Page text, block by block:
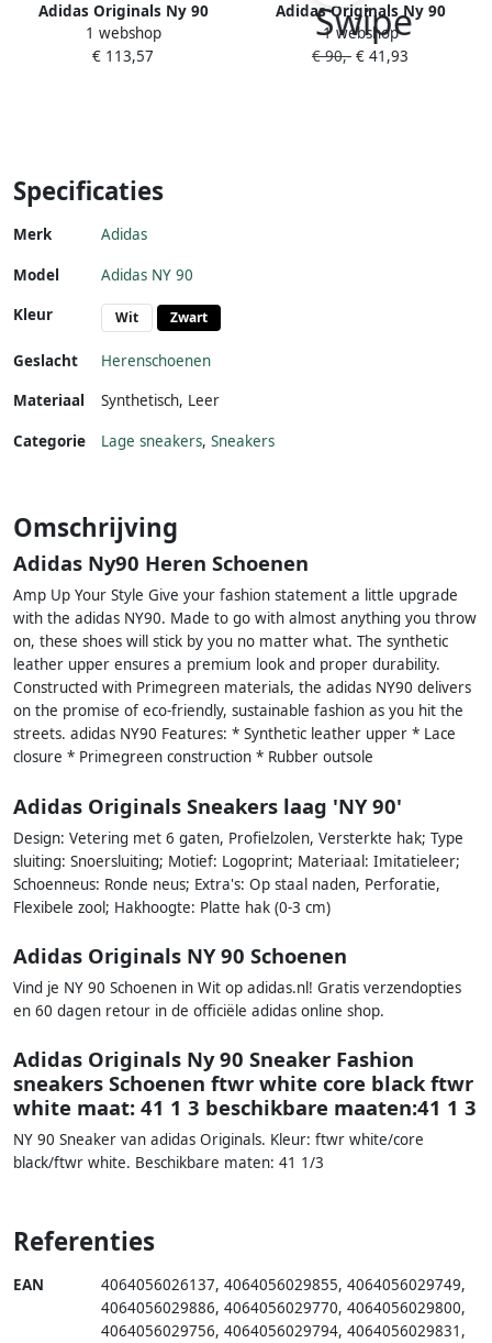
Adidas Originals Ny 90
Ftwwht Green Vivgrn
Schoenmaat 40 2 3 Sneakers
1 webshop
€ 113,57
Adidas Originals Ny 90
Ftwwht Grethr Ftwwht
Schoenmaat 44 2 3 Sneakers
1 webshop
€ 90,- € 41,93
Specificaties
Merk Adidas
Model
Adidas NY 90
Kleur
Wit Zwart
Geslacht
Herenschoenen
Materiaal
Synthetisch, Leer
Categorie Lage sneakers, Sneakers
Omschrijving
Adidas Ny90 Heren Schoenen
Amp Up Your Style Give your fashion statement a little upgrade
with the adidas NY90. Made to go with almost anything you throw
on, these shoes will stick by you no matter what. The synthetic
leather upper ensures a premium look and proper durability.
Constructed with Primegreen materials, the adidas NY90 delivers
on the promise of eco-friendly, sustainable fashion as you hit the
streets. adidas NY90 Features: * Synthetic leather upper * Lace
closure * Primegreen construction * Rubber outsole
Adidas Originals Sneakers laag 'NY 90'
Design: Vetering met 6 gaten, Profielzolen, Versterkte hak; Type
sluiting: Snoersluiting; Motief: Logoprint; Materiaal: Imitatieleer;
Schoenneus: Ronde neus; Extra's: Op staal naden, Perforatie,
Flexibele zool; Hakhoogte: Platte hak (0-3 cm)
Adidas Originals NY 90 Schoenen
Vind je NY 90 Schoenen in Wit op adidas.nl! Gratis verzendopties
en 60 dagen retour in de officiële adidas online shop.
Adidas Originals Ny 90 Sneaker Fashion
sneakers Schoenen ftwr white core black ftwr
white maat: 41 1 3 beschikbare maaten:41 1 3
NY 90 Sneaker van adidas Originals. Kleur: ftwr white/core
black/ftwr white. Beschikbare maten: 41 1/3
Referenties
EAN 4064056026137, 4064056029855, 4064056029749,
4064056029886, 4064056029770, 4064056029800,
4064056029756, 4064056029794, 4064056029831 ,